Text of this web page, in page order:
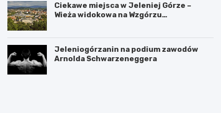
Ciekawe miejsca w Jeleniej Górze –
Wieża widokowa na Wzgórzu
Jeleniogórzanin na podium zawodów
Arnolda Schwarzeneggera
W
S